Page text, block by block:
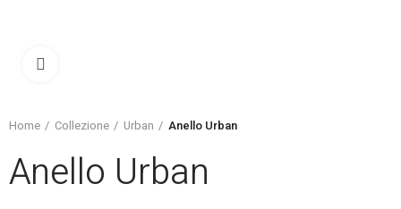
Home Collezione Urban Anello Urban
Anello Urban